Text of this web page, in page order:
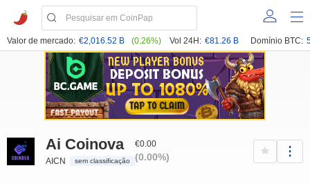
Valor de mercado: €2,016.52 B (0.26%) Vol 24H: €81.26 B Domínio BTC:
Ai Coinova
AICN sem classificação
€0.00
(0.00%)